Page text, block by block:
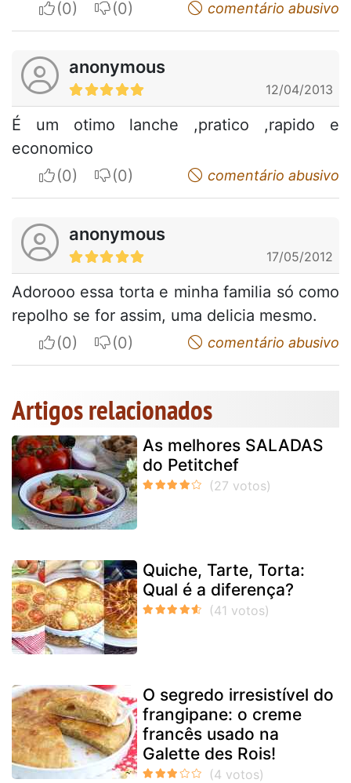
I apreciateI do not appreciatecomentário abusivo
anonymous
12/04/2013
É um otimo lanche ,pratico ,rapido e
economico
I apreciateI do not appreciatecomentário abusivo
anonymous
17/05/2012
Adorooo essa torta e minha familia só como
repolho se for assim, uma delicia mesmo.
I apreciateI do not appreciatecomentário abusivo
Artigos relacionados
As melhores SALADAS
do Petitchef
Quiche, Tarte, Torta:
Qual é a diferença?
O segredo irresistível do
frangipane: o creme
francês usado na
Galette des Rois!